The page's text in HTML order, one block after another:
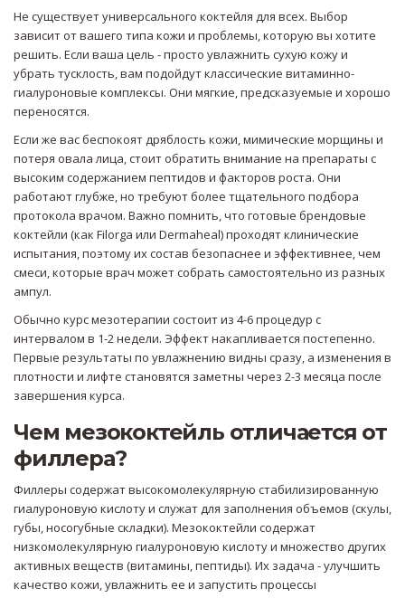
Не существует универсального коктейля для всех. Выбор
зависит от вашего типа кожи и проблемы, которую вы хотите
решить. Если ваша цель - просто увлажнить сухую кожу и
убрать тусклость, вам подойдут классические витаминно-
гиалуроновые комплексы. Они мягкие, предсказуемые и хорошо
переносятся.
Если же вас беспокоят дряблость кожи, мимические морщины и
потеря овала лица, стоит обратить внимание на препараты с
высоким содержанием пептидов и факторов роста. Они
работают глубже, но требуют более тщательного подбора
протокола врачом. Важно помнить, что готовые брендовые
коктейли (как Filorga или Dermaheal) проходят клинические
испытания, поэтому их состав безопаснее и эффективнее, чем
смеси, которые врач может собрать самостоятельно из разных
ампул.
Обычно курс мезотерапии состоит из 4-6 процедур с
интервалом в 1-2 недели. Эффект накапливается постепенно.
Первые результаты по увлажнению видны сразу, а изменения в
плотности и лифте становятся заметны через 2-3 месяца после
завершения курса.
Чем мезококтейль отличается от
филлера?
Филлеры содержат высокомолекулярную стабилизированную
гиалуроновую кислоту и служат для заполнения объемов (скулы,
губы, носогубные складки). Мезококтейли содержат
низкомолекулярную гиалуроновую кислоту и множество других
активных веществ (витамины, пептиды). Их задача - улучшить
качество кожи, увлажнить ее и запустить процессы